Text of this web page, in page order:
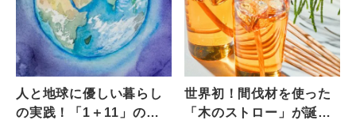
人と地球に優しい暮らし
の実践！「1＋11」のサ
世界初！間伐材を使った
「木のストロー」が誕生